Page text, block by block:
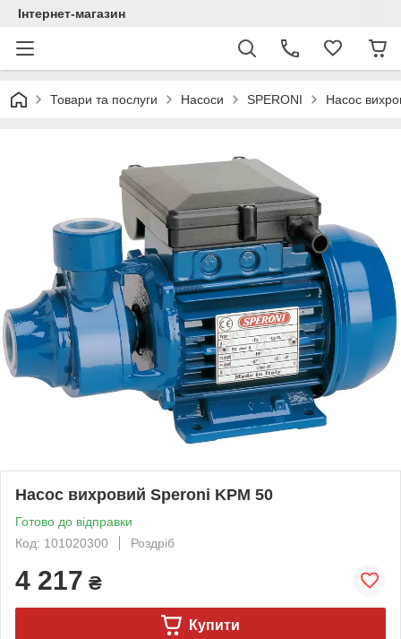
Інтернет-магазин
Товари та послуги Насоси SPERONI Насос
Насос вихровий Speroni KPM 50
Готово до відправки
Код: 101020300
Роздріб
4 217 ₴
Купити